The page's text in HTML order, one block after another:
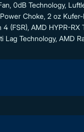
0dB Technology,
Choke, 2 oz
(FSR), AMD HYPR-
Lag Technology, AMD